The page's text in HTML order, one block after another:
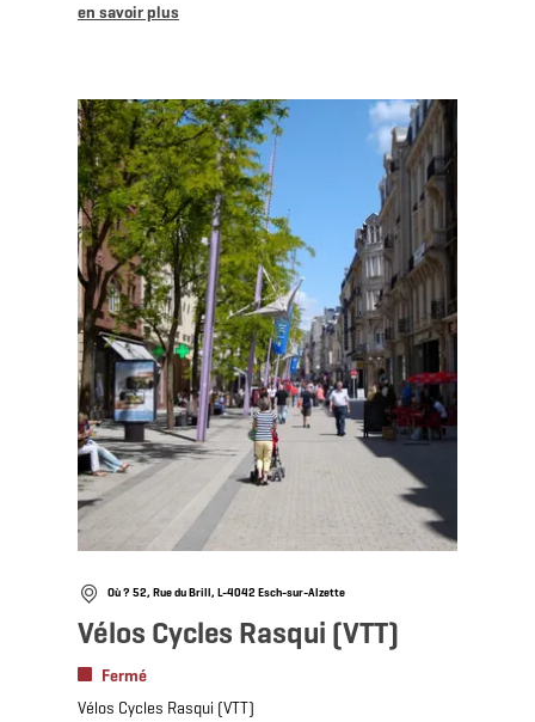
en savoir plus
Où ? 52, Rue du Brill, L-4042 Esch-sur-Alzette
Vélos Cycles Rasqui (VTT)
Fermé
Vélos Cycles Rasqui (VTT)